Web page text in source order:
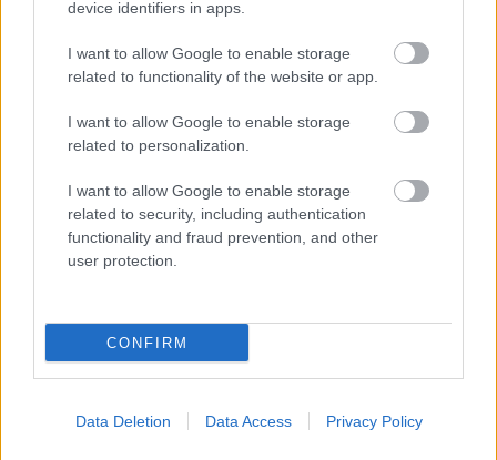
device identifiers in apps.
I want to allow Google to enable storage
related to functionality of the website or app.
I want to allow Google to enable storage
related to personalization.
I want to allow Google to enable storage
related to security, including authentication
functionality and fraud prevention, and other
user protection.
CONFIRM
Data Deletion Data Access Privacy Policy
UROB SI SÁM 7-8/2026
Ja som to riešil tieniacimi závesmi v interieri.Je to